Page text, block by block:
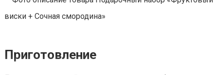
Приготовление